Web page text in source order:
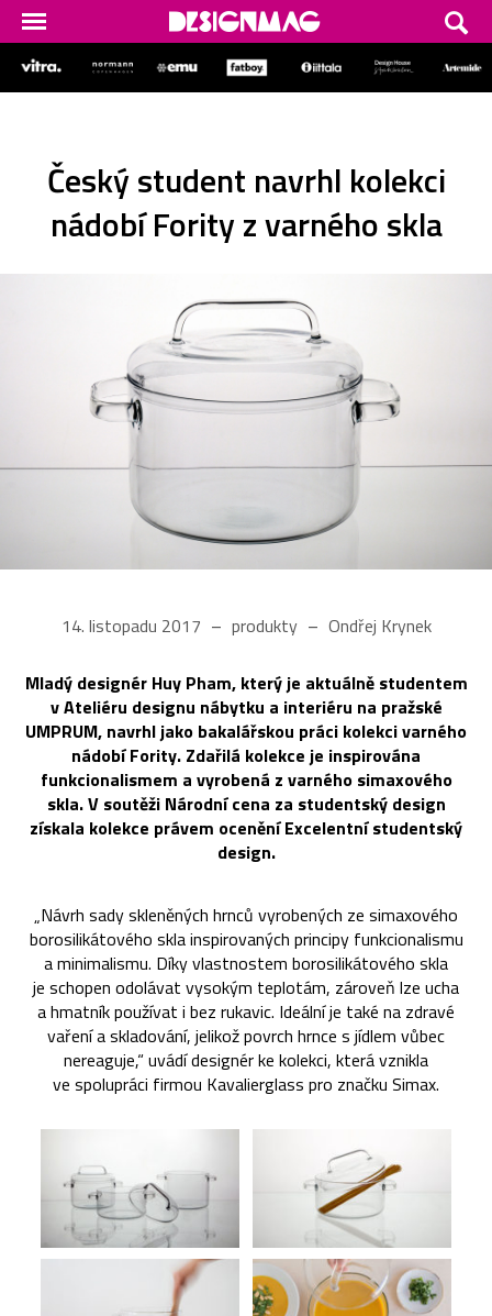
Český student navrhl kolekci
nádobí Fority z varného skla
14. listopadu 2017 produkty Ondřej Krynek
Mladý designér Huy Pham, který je aktuálně studentem
v Ateliéru designu nábytku a interiéru na pražské
UMPRUM, navrhl jako bakalářskou práci kolekci varného
nádobí Fority. Zdařilá kolekce je inspirována
funkcionalismem a vyrobená z varného simaxového
skla. V soutěži Národní cena za studentský design
získala kolekce právem ocenění Excelentní studentský
design.
„Návrh sady skleněných hrnců vyrobených ze simaxového
borosilikátového skla inspirovaných principy funkcionalismu
a minimalismu. Díky vlastnostem borosilikátového skla
je schopen odolávat vysokým teplotám, zároveň lze ucha
a hmatník používat i bez rukavic. Ideální je také na zdravé
vaření a skladování, jelikož povrch hrnce s jídlem vůbec
nereaguje,“ uvádí designér ke kolekci, která vznikla
ve spolupráci firmou Kavalierglass pro značku Simax.